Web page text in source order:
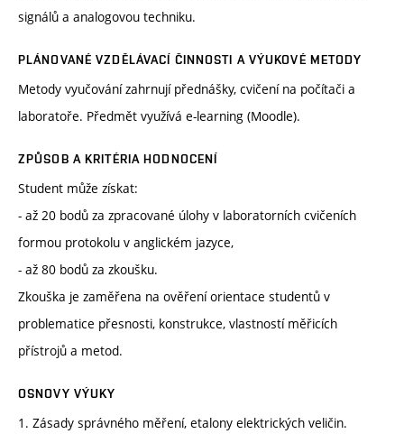
signálů a analogovou techniku.
PLÁNOVANÉ VZDĚLÁVACÍ ČINNOSTI A VÝUKOVÉ METODY
Metody vyučování zahrnují přednášky, cvičení na počítači a
laboratoře. Předmět využívá e-learning (Moodle).
ZPŮSOB A KRITÉRIA HODNOCENÍ
Student může získat:
- až 20 bodů za zpracované úlohy v laboratorních cvičeních
formou protokolu v anglickém jazyce,
- až 80 bodů za zkoušku.
Zkouška je zaměřena na ověření orientace studentů v
problematice přesnosti, konstrukce, vlastností měřicích
přístrojů a metod.
OSNOVY VÝUKY
1. Zásady správného měření, etalony elektrických veličin.